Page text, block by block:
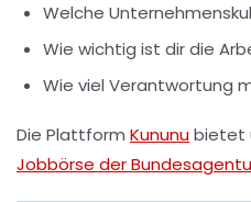
Welche
Wie wichtig ist dir die
Wie viel Verantwortung
Die Plattform Kununubietet
Jobbörse der